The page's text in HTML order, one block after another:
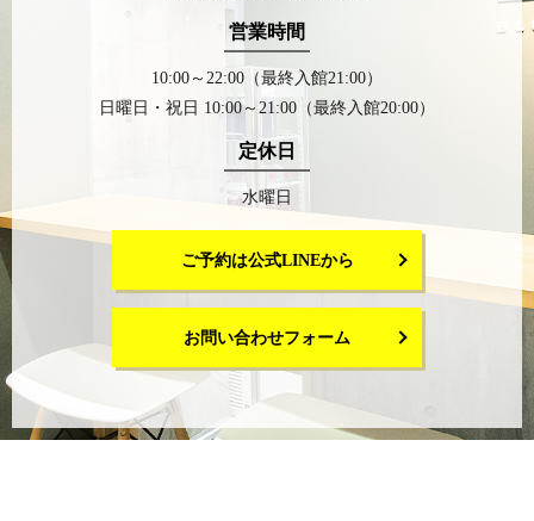
営業時間
10:00～22:00（最終入館21:00）
日曜日・祝日 10:00～21:00（最終入館20:00）
定休日
水曜日
ご予約は公式LINEから
お問い合わせフォーム